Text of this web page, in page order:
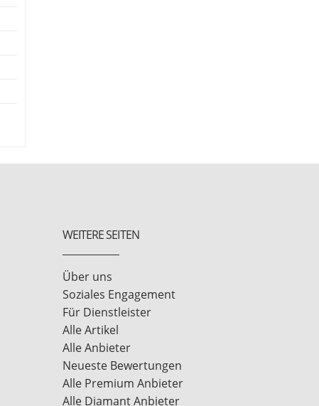
WEITERE SEITEN
Über uns
Soziales Engagement
Für Dienstleister
Alle Artikel
Alle Anbieter
Neueste Bewertungen
Alle Premium Anbieter
Alle Diamant Anbieter